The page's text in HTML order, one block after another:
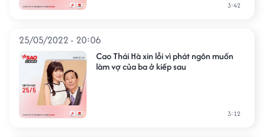
3:42
25/05/2022 - 20:06
Cao Thái Hà xin lỗi vì phát ngôn muốn
làm vợ của ba ở kiếp sau
3:12